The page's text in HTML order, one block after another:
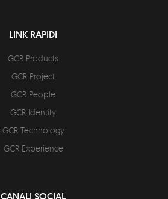
LINK RAPIDI
GCR Products
GCR Project
GCR People
GCR Identity
GCR Technology
GCR Experience
CANALI SOCIAL